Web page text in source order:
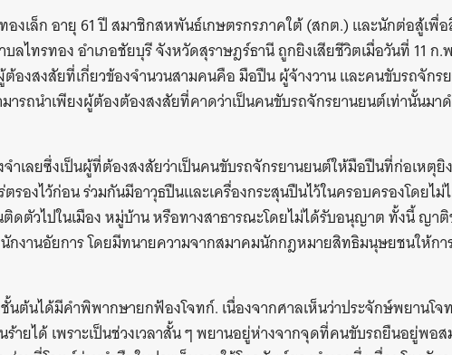
งเล็ก อายุ 61 ปี สมาชิกสหพันธ์เกษตรกรภาคใต้ (สกต.) และนักต่อสู้เพื่
ไทรทอง อำเภอชัยบุรี จังหวัดสุราษฎร์ธานี ถูกยิงเสียชีวิตเมื่อวันที่ 11 ก.
องสงสัยที่เกี่ยวข้องจำนวนสามคนคือ มือปืน ผู้จ้างวาน และคนขับรถจักร
ารถนำเพียงผู้ต้องต้องสงสัยที่คาดว่าเป็นคนขับรถจักรยานยนต์เท่านั้นมา
เลยซึ่งเป็นผู้ที่ต้องสงสัยว่าเป็นคนขับรถจักรยานยนต์ให้มือปืนที่ก่อเหตุยิ
รองไว้ก่อน ร่วมกันมีอาวุธปืนและเครื่องกระสุนปืนไว้ในครอบครองโดยไม่
ตัวไปในเมือง หมู่บ้าน หรือทางสาธารณะโดยไม่ได้รับอนุญาต ทั้งนี้ ญา
นักงานอัยการ โดยมีทนายความจากสมาคมนักกฎหมายสิทธิมนุษยชนให้กา
นต้นได้มีคำพิพากษายกฟ้องโจทก์. เนื่องจากศาลเห็นว่าประจักษ์พยานโจ
ายได้ เพราะเป็นช่วงเวลาสั้น ๆ พยานอยู่ห่างจากจุดที่คนขับรถยืนอยู่พอ